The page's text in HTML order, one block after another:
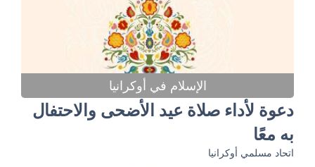
الإسلام في أوكرانيا
دعوة لأداء صلاة عيد الأضحى والاحتفال
به معًا
اتحاد مسلمي أوكرانيا